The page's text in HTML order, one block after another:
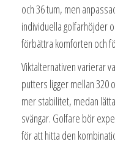
och 36 tum, men
individuella golfarhöjder
förbättra komforten och
Viktalternativen varierar
putters ligger mellan 320
mer stabilitet, medan
svängar. Golfare bör
för att hitta den